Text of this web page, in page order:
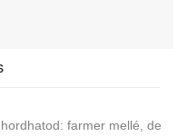
farmer mellé, de